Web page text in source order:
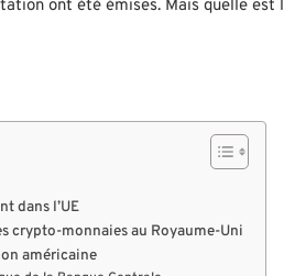
ont été émises. Mais quelle
dans l’UE
crypto-monnaies au Royaume-Uni
américaine